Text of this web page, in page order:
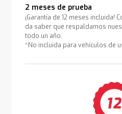
2 meses de prueba
¡Garantía de 12 meses incluida!
da saber que respaldamos
todo un año.
*No incluida para vehículos de